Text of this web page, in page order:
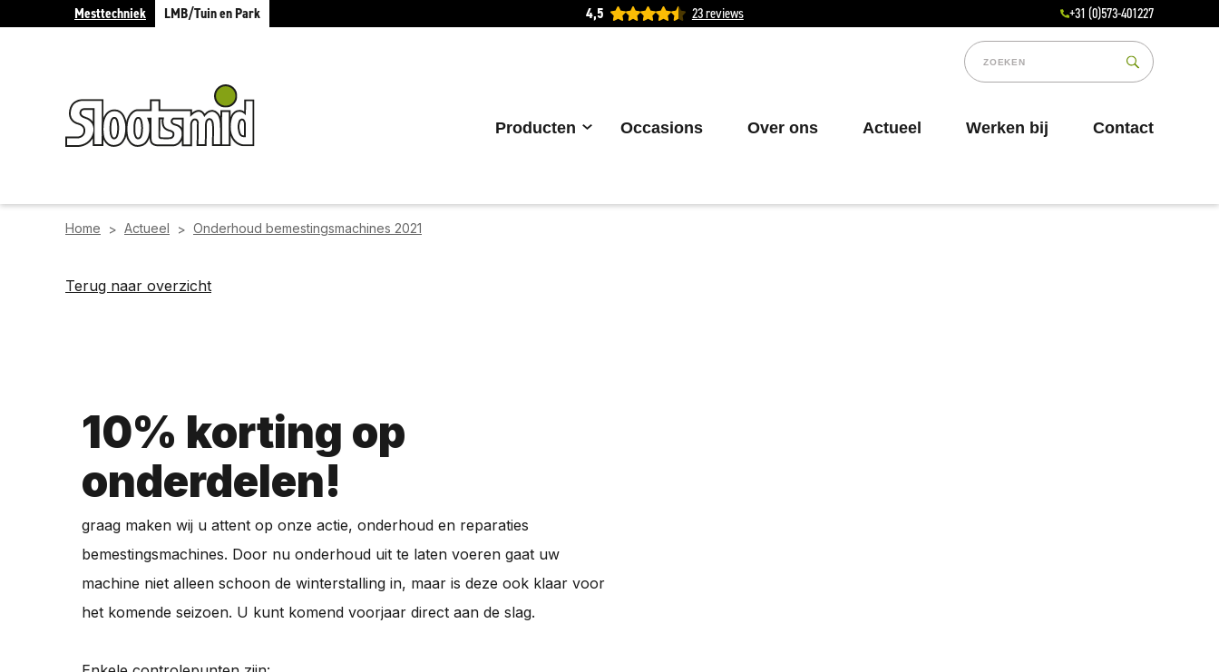
Mesttechniek LMB/Tuin en Park 4,5 23 reviews +31 (0)573-401227
Producten Occasions Over ons Actueel Werken bij Contact
Home > Actueel > Onderhoud bemestingsmachines 2021
Terug naar overzicht
10% korting op
onderdelen!
graag maken wij u attent op onze actie, onderhoud en reparaties
bemestingsmachines. Door nu onderhoud uit te laten voeren gaat uw
machine niet alleen schoon de winterstalling in, maar is deze ook klaar voor
het komende seizoen. U kunt komend voorjaar direct aan de slag.